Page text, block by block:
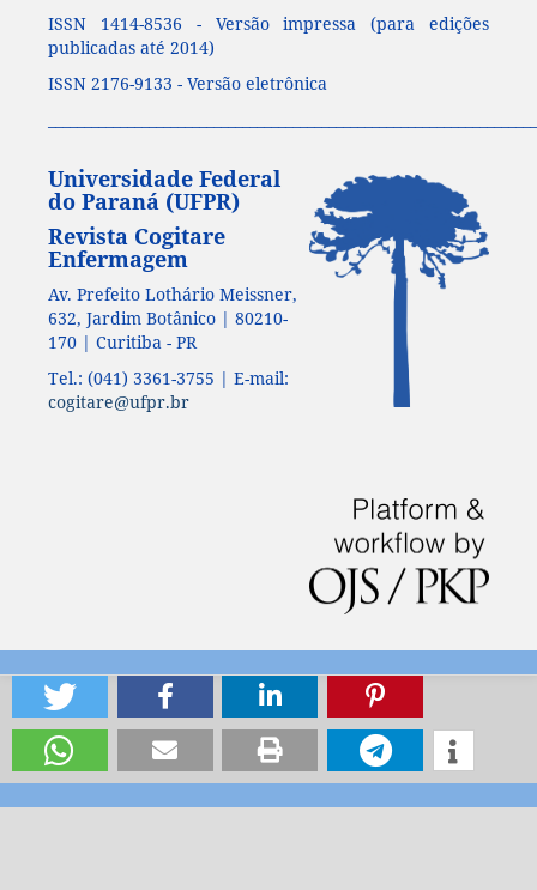
ISSN 1414-8536 - Versão impressa (para edições
publicadas até 2014)
ISSN 2176-9133 - Versão eletrônica
Universidade Federal
do Paraná (UFPR)
Revista Cogitare
Enfermagem
Av. Prefeito Lothário Meissner,
632, Jardim Botânico | 80210-
170 | Curitiba - PR
Tel.: (041) 3361-3755 | E-mail:
cogitare@ufpr.br